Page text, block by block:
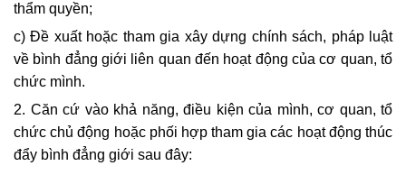
thẩm quyền;
c) Đề xuất hoặc tham gia xây dựng chính sách, pháp luật
về bình đẳng giới liên quan đến hoạt động của cơ quan, tổ
chức mình.
2. Căn cứ vào khả năng, điều kiện của mình, cơ quan, tổ
chức chủ động hoặc phối hợp tham gia các hoạt động thúc
đẩy bình đẳng giới sau đây: